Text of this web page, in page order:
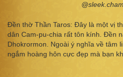
Đền thờ Thần Taros: Đây là một vị
dân Cam-pu-chia rất tôn kính. Đền
Dhokrormon. Ngoài ý nghĩa về tâm
ngắm hoàng hôn cực đẹp mà bạn